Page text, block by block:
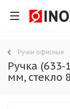
Ручки офисные
Ручка (633-
мм, стекло